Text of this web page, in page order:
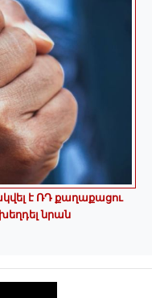
է ՌԴ քաղաքացու
նրան